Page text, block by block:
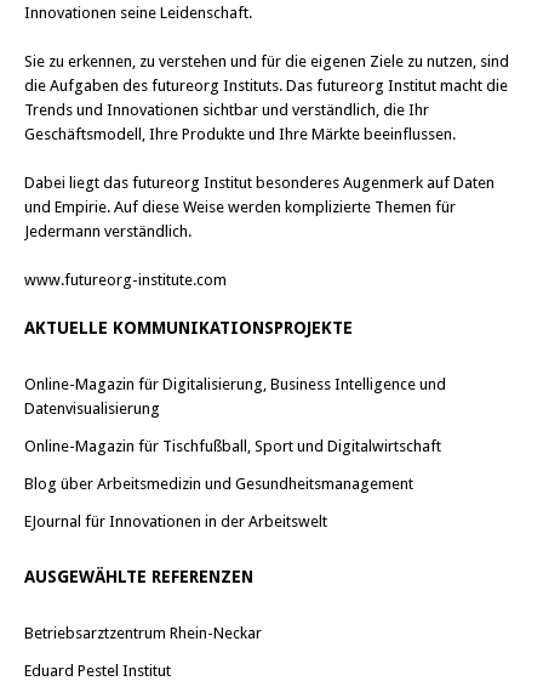
Innovationen seine Leidenschaft.
Sie zu erkennen, zu verstehen und für die eigenen Ziele zu nutzen, sind
die Aufgaben des futureorg Instituts. Das futureorg Institut macht die
Trends und Innovationen sichtbar und verständlich, die Ihr
Geschäftsmodell, Ihre Produkte und Ihre Märkte beeinflussen.
Dabei liegt das futureorg Institut besonderes Augenmerk auf Daten
und Empirie. Auf diese Weise werden komplizierte Themen für
Jedermann verständlich.
www.futureorg-institute.com
AKTUELLE KOMMUNIKATIONSPROJEKTE
Online-Magazin für Digitalisierung, Business Intelligence und
Datenvisualisierung
Online-Magazin für Tischfußball, Sport und Digitalwirtschaft
Blog über Arbeitsmedizin und Gesundheitsmanagement
EJournal für Innovationen in der Arbeitswelt
AUSGEWÄHLTE REFERENZEN
Betriebsarztzentrum Rhein-Neckar
Eduard Pestel Institut